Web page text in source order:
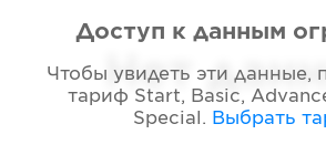
Нет
Доступ к данным
Чтобы увидеть эти данные,
тариф Start, Basic,
Special . Выбрать